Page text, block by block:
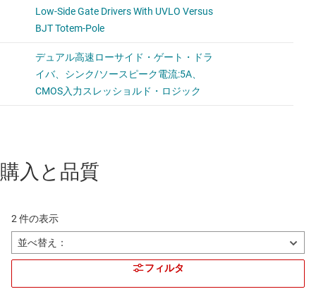
購入と品質